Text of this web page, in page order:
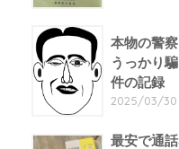
本物の警
うっかり
件の記録
2025/03/30
最安で通